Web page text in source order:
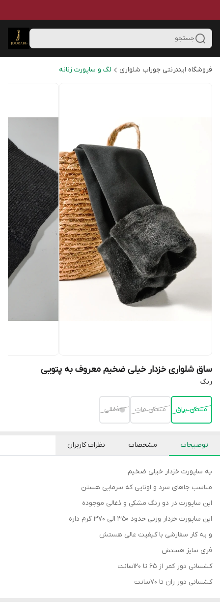
جستجو
فروشگاه اینترنتی جوراب شلواری لگ و ساپورت زنانه
ساق شلواری خزدار خیلی ضخیم معروف به پتویی
رنگ
مشکی براق مشکی مات ذغالی
توضیحات مشخصات نظرات کاربران
یه ساپورت خزدار خیلی ضخیم
مناسب جاهای سرد و اونایی که سرمایی هستن
این ساپورت در دو رنگ مشکی و ذغالی موجوده
این ساپورت خزدار وزنی حدود ۳۵۰ الی ۳۷۰ گرم داره
و یه کار سفارشی با کیفیت عالی هستش
فری سایز هستش
کشسانی دور کمر از ۶۵ تا ۱۲۰سانت
کشسانی دور ران تا ۷۰سانت